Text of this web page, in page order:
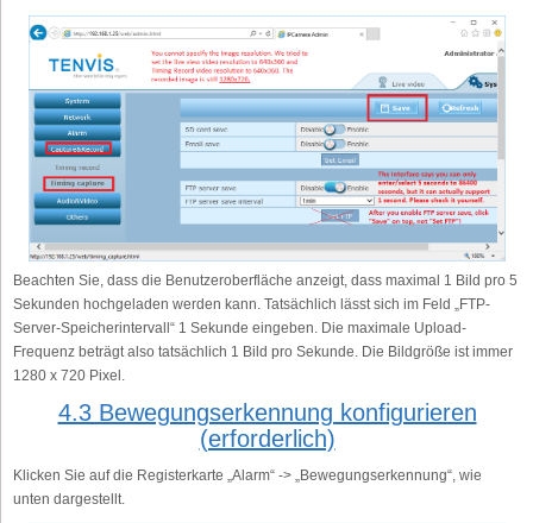
Beachten Sie, dass die Benutzeroberfläche anzeigt, dass maximal 1 Bild pro 5
Sekunden hochgeladen werden kann. Tatsächlich lässt sich im Feld „FTP-
Server-Speicherintervall“ 1 Sekunde eingeben. Die maximale Upload-
Frequenz beträgt also tatsächlich 1 Bild pro Sekunde. Die Bildgröße ist immer
1280 x 720 Pixel.
4.3 Bewegungserkennung konfigurieren
(erforderlich)
Klicken Sie auf die Registerkarte „Alarm“ -> „Bewegungserkennung“, wie
unten dargestellt.